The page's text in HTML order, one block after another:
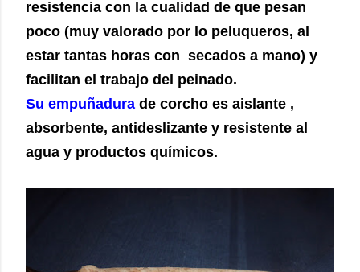
resistencia con la cualidad de que pesan
poco (muy valorado por lo peluqueros, al
estar tantas horas con secados a mano) y
facilitan el trabajo del peinado.
Su empuñadura de corcho es aislante ,
absorbente, antideslizante y resistente al
agua y productos químicos.